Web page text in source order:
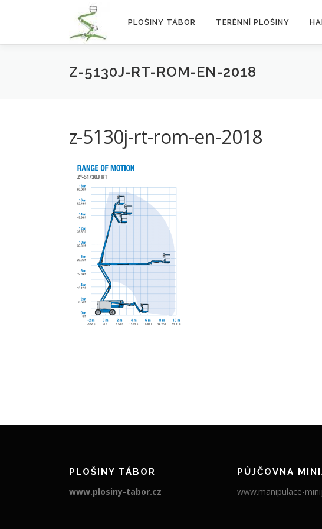
PLOŠINY TÁBOR TERÉNNÍ PLOŠINY
Z-5130J-RT-ROM-EN-2018
z-5130j-rt-rom-en-2018
PLOŠINY TÁBOR
www.plosiny-tabor.cz
PŮJČOVNA
www.manipulace-